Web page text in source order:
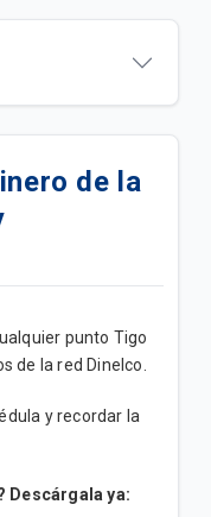
Tigo Money en
Biggie Express
en la
de la
punto Tigo
de la red Dinelco.
y recordar la
Descárgala ya: